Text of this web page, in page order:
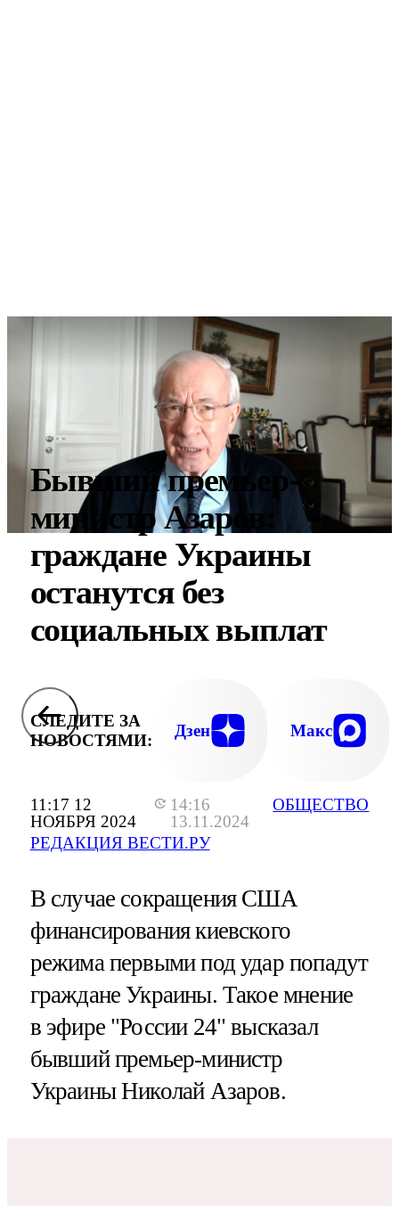
11:17 12
НОЯБРЯ 2024
14:16
13.11.2024
РЕДАКЦИЯ ВЕСТИ.РУ
ОБЩЕСТВО
Бывший премьер-
министр Азаров:
граждане Украины
останутся без
социальных выплат
СЛЕДИТЕ ЗА
НОВОСТЯМИ:
Дзен Макс
В случае сокращения США
финансирования киевского
режима первыми под удар попадут
граждане Украины. Такое мнение
в эфире "России 24" высказал
бывший премьер-министр
Украины Николай Азаров.